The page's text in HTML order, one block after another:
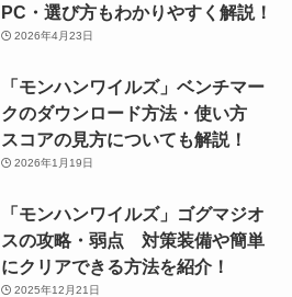
PC・選び方もわかりやすく解説！
2026年4月23日
「モンハンワイルズ」ベンチマー
クのダウンロード方法・使い方
スコアの見方についても解説！
2026年1月19日
「モンハンワイルズ」ゴグマジオ
スの攻略・弱点 対策装備や簡単
にクリアできる方法を紹介！
2025年12月21日